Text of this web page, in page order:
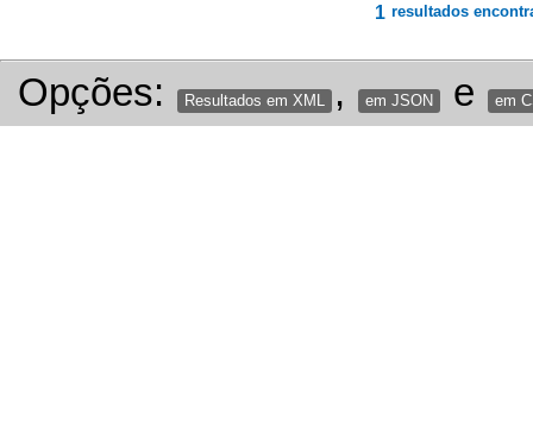
1 resultados
Opções: Resultados em XML , em JSON e em